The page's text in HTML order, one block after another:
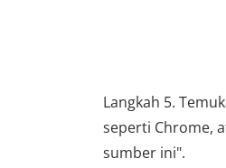
Langkah 5.
seperti Chrome,
sumber ini".